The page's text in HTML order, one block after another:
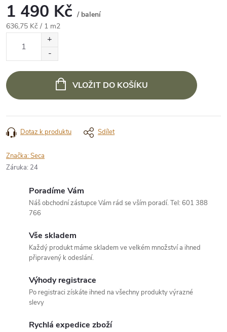
1 490 Kč / balení
Měrná
636,75 Kč / 1 m2
VLOŽIT DO KOŠÍKU
Dotaz k produktu Sdílet
Značka:Seca
Záruka: 24
Poradíme Vám
Náš obchodní zástupce Vám rád se vším poradí. Tel: 601 388
766
Vše skladem
Každý produkt máme skladem ve velkém množství a ihned
připravený k odeslání.
Výhody registrace
Po registraci získáte ihned na všechny produkty výrazné
slevy
Rychlá expedice zboží